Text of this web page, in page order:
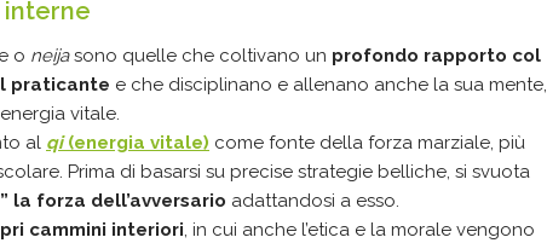
interne
o neijasono quelle che coltivano un profondo rapporto col
praticante e che disciplinano e allenano anche la sua mente,
vitale.
al qi(energia vitale) come fonte della forza marziale, più
Prima di basarsi su precise strategie belliche, si svuota
la forza dell’avversario adattandosi a esso.
cammini interiori, in cui anche l’etica e la morale vengono